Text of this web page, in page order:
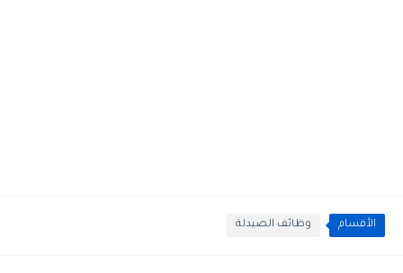
الأقسام وظائف الصيدلة